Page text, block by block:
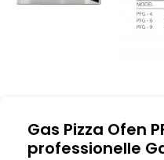
Gas Pizza Ofen
professionelle